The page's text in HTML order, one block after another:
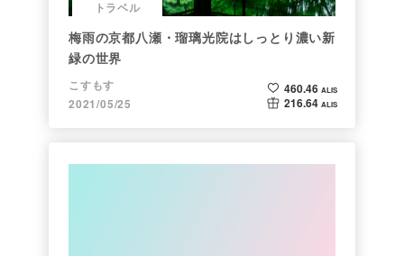
トラベル
梅雨の京都八瀬・瑠璃光院はしっとり濃い新
緑の世界
こすもす
2021/05/25
460.46 ALIS
216.64 ALIS